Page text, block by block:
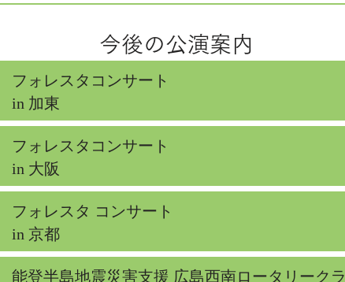
今後の公演案内
フォレスタコンサート
in 加東
フォレスタコンサート
in 大阪
フォレスタ コンサート
in 京都
能登半島地震災害支援 広島西南ロータリークラ